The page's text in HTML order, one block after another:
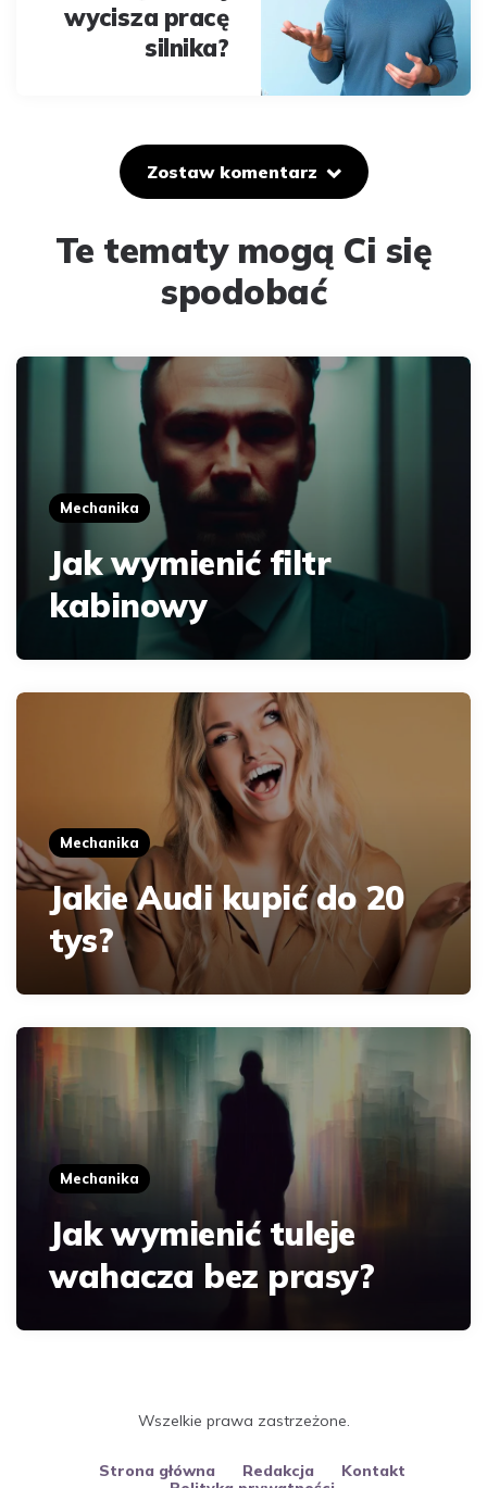
wycisza pracę
silnika?
Zostaw komentarz
Te tematy mogą Ci się
spodobać
Mechanika
Jak wymienić filtr
kabinowy
Mechanika
Jakie Audi kupić do 20
tys?
Mechanika
Jak wymienić tuleje
wahacza bez prasy?
Wszelkie prawa zastrzeżone.
Strona główna Redakcja
Kontakt